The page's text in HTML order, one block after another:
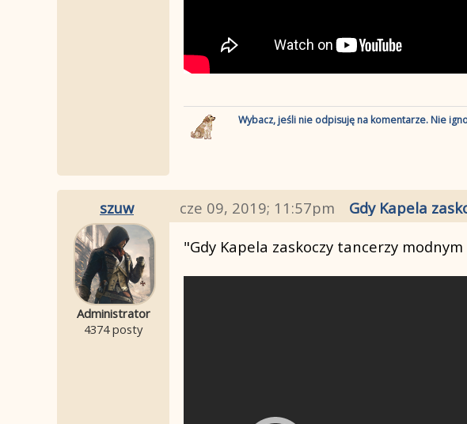
Wybacz, jeśli nie odpisuję na komentarze. Nie
szuw cze 09, 2019; 11:57pm Gdy Kapela
Administrator
4374 posty
"Gdy Kapela zaskoczy tancerzy modnym